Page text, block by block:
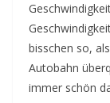
bisschen so,
Autobahn
immer schön